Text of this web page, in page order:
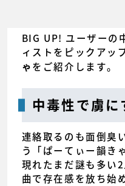
BIG UP! ユーザーの
ィストをピックアッ
ゃ をご紹介します。
中毒性で虜に
連絡取るのも面倒臭
う「ぱーてぃー韻き
現れたまだ謎も多い
曲で存在感を放ち始